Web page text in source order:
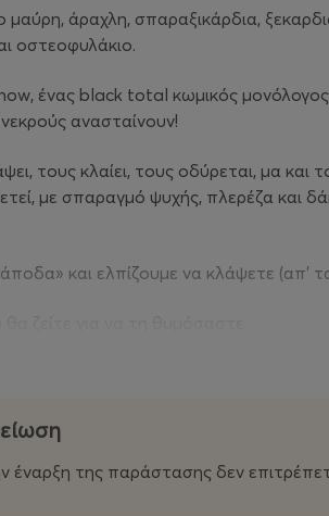
μαύρη, άραχλη, σπαραξικάρδια,
οστεοφυλάκιο.
ένας black total κωμικός μονόλογος
ανασταίνουν!
τους κλαίει, τους οδύρεται, μα και
με σπαραγμό ψυχής, πλερέζα και
και ελπίζουμε να κλάψετε (απ’
έναρξη της παράστασης δεν